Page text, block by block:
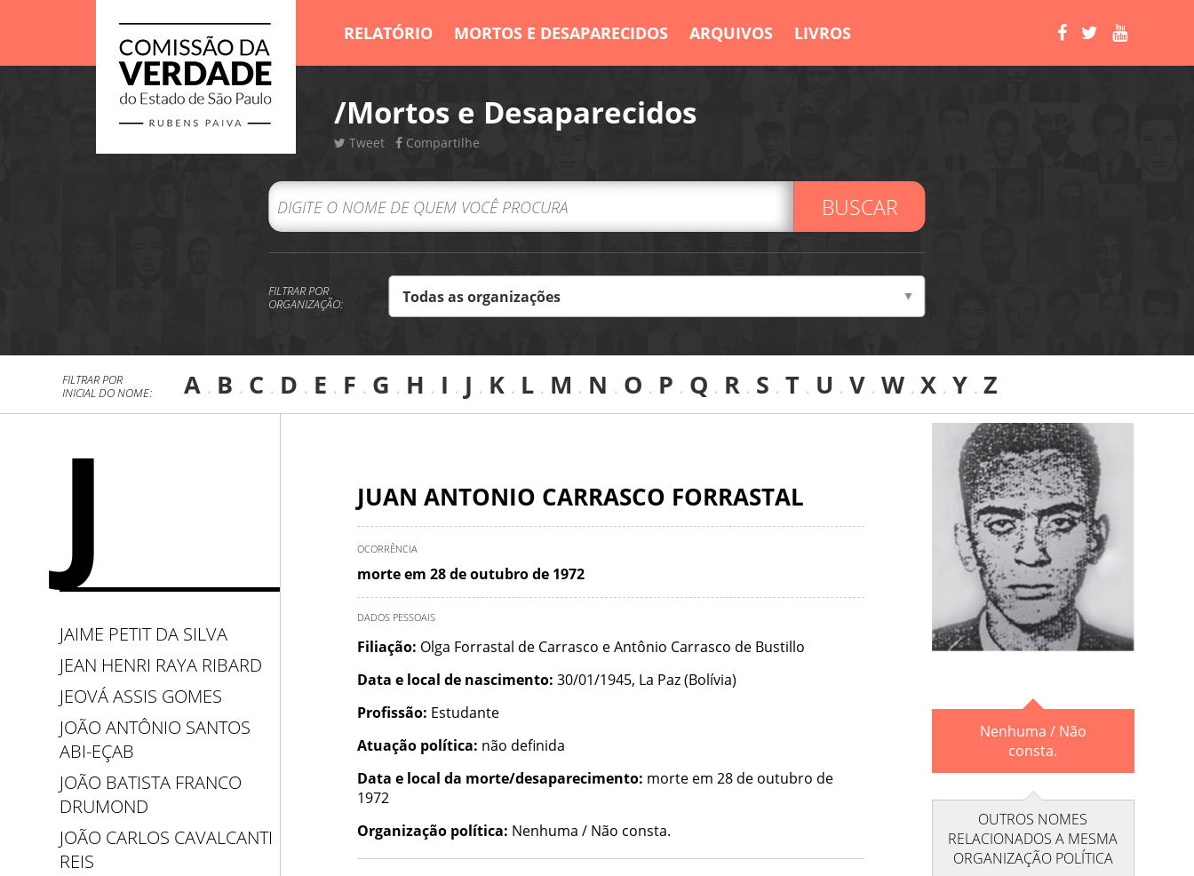
RELATÓRIO MORTOS E DESAPARECIDOS ARQUIVOS LIVROS
/Mortos e Desaparecidos
Tweet Compartilhe
BUSCAR
FILTRAR POR
ORGANIZAÇÃO:
FILTRAR POR
INICIAL DO NOME:
A . B . C . D . E . F . G . H . I . J . K . L . M . N . O . P . Q . R . S . T . U . V . W . X . Y . Z
J
JAIME PETIT DA SILVA
JEAN HENRI RAYA RIBARD
JEOVÁ ASSIS GOMES
JOÃO ANTÔNIO SANTOS
ABI-EÇAB
JOÃO BATISTA FRANCO
DRUMOND
JOÃO CARLOS CAVALCANTI
REIS
JUAN ANTONIO CARRASCO FORRASTAL
OCORRÊNCIA
morte em 28 de outubro de 1972
DADOS PESSOAIS
Filiação: Olga Forrastal de Carrasco e Antônio Carrasco de Bustillo
Data e local de nascimento: 30/01/1945, La Paz (Bolívia)
Profissão: Estudante
Atuação política: não definida
Data e local da morte/desaparecimento: morte em 28 de outubro de
1972
Organização política: Nenhuma / Não consta.
Nenhuma / Não
consta.
OUTROS NOMES
RELACIONADOS A MESMA
ORGANIZAÇÃO POLÍTICA